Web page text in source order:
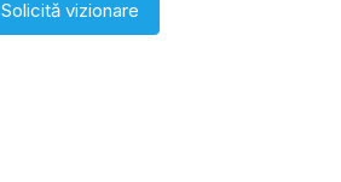
Solicită vizionare